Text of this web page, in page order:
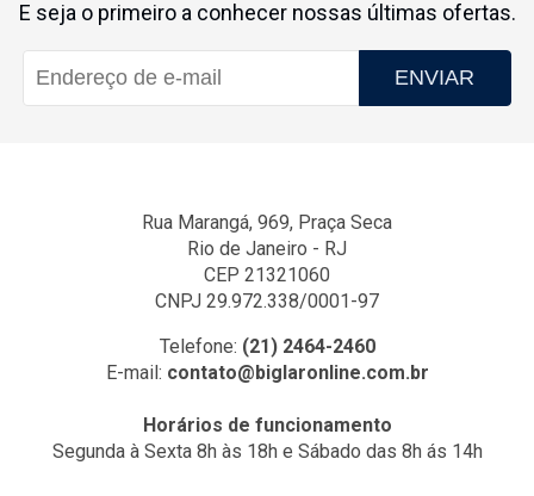
E seja o primeiro a conhecer nossas últimas ofertas.
ENVIAR
Rua Marangá, 969, Praça Seca
Rio de Janeiro - RJ
CEP 21321060
CNPJ 29.972.338/0001-97
Telefone: (21) 2464-2460
E-mail: contato@biglaronline.com.br
Horários de funcionamento
Segunda à Sexta 8h às 18h e Sábado das 8h ás 14h